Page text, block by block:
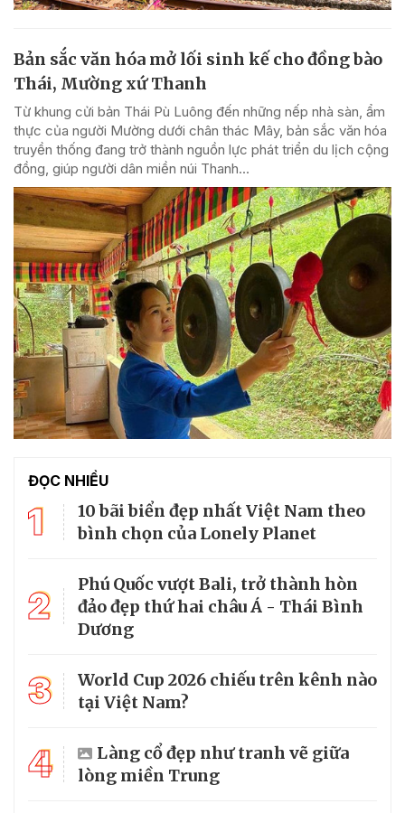
Bản sắc văn hóa mở lối sinh kế cho đồng bào
Thái, Mường xứ Thanh
Từ khung cửi bản Thái Pù Luông đến những nếp nhà sàn, ẩm
thực của người Mường dưới chân thác Mây, bản sắc văn hóa
truyền thống đang trở thành nguồn lực phát triển du lịch cộng
đồng, giúp người dân miền núi Thanh...
ĐỌC NHIỀU
1
10 bãi biển đẹp nhất Việt Nam theo
bình chọn của Lonely Planet
2
Phú Quốc vượt Bali, trở thành hòn
đảo đẹp thứ hai châu Á - Thái Bình
Dương
3
World Cup 2026 chiếu trên kênh nào
tại Việt Nam?
4
Làng cổ đẹp như tranh vẽ giữa
lòng miền Trung